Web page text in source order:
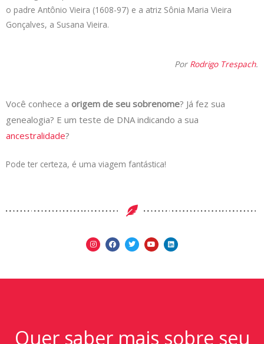
o padre Antônio Vieira (1608-97) e a atriz Sônia Maria Vieira
Gonçalves, a Susana Vieira.
Por Rodrigo Trespach.
Você conhece a origem de seu sobrenome? Já fez sua
genealogia? E um teste de DNA indicando a sua
ancestralidade?
Pode ter certeza, é uma viagem fantástica!
Quer saber mais sobre seu